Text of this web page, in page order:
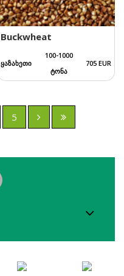
Buckwheat
ყაზახეთი
100-1000
ტონა
705 EUR
5